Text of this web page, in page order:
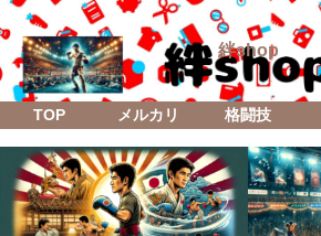
絆shop
TOP メルカリ 格闘技